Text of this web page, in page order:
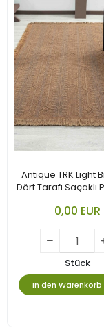
Antique TRK Light
Dört Tarafı Saçaklı
0,00 EUR
Stück
In den Warenkorb